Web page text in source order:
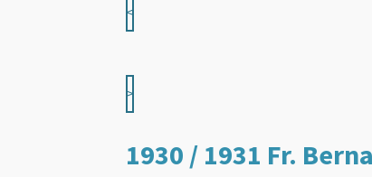
<
>
1930 / 1931 Fr.